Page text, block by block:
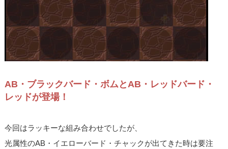
AB・ブラックバード・ボムとAB・レッドバード・
レッドが登場！
今回はラッキーな組み合わせでしたが、
光属性のAB・イエローバード・チャックが出てきた時は要注